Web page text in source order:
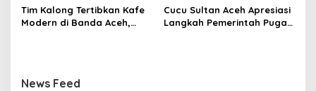
Tim Kalong Tertibkan Kafe
Modern di Banda Aceh,
Cucu Sultan Aceh Apresiasi
Langkah Pemerintah Pugar
News Feed